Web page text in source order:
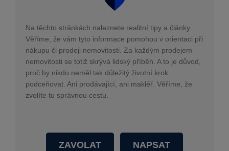
Na těchto stránkách naleznete realitní tipy a články.
Věříme, že vám tyto informace pomohou v orientaci při
nákupu či prodeji nemovitosti. Za každým prodejem
nemovitosti se totiž skrývá lidský příběh. A to je důvod,
proč by nikdo neměl tak důležitý životní krok
podceňovat. Ani prodávající, ani makléř. Věříme, že
zvolíte tu správnou cestu.
ZAVOLAT NAPSAT